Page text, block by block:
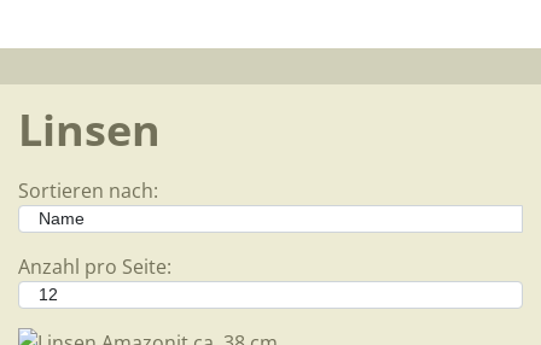
Linsen
Sortieren nach:
Anzahl pro Seite: